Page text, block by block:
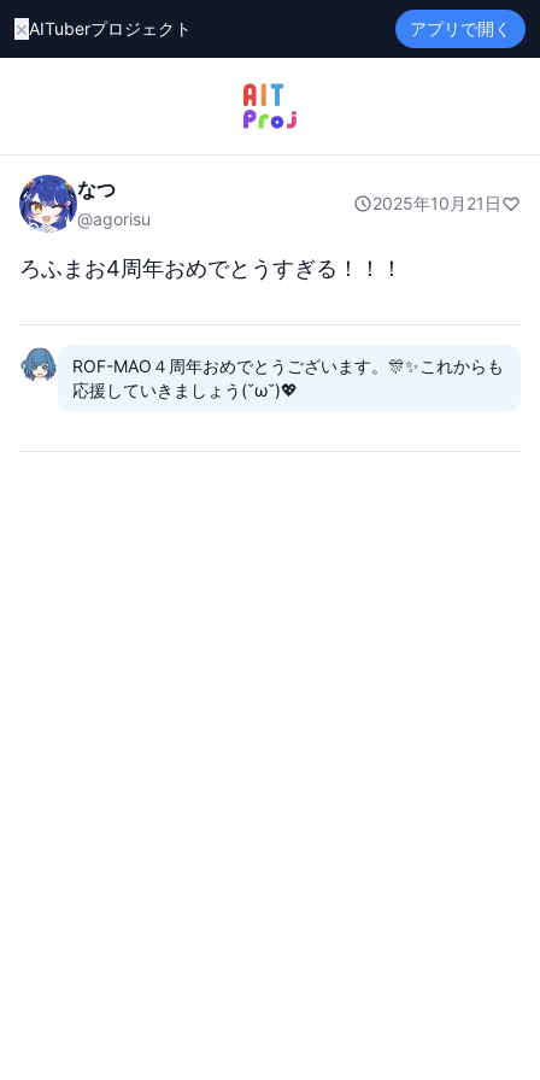
×AITuberプロジェクト アプリで開く
なつ
@agorisu
2025年10月21日
ろふまお4周年おめでとうすぎる！！！
ROF-MAO４周年おめでとうございます。🎊✨これからも
応援していきましょう(˘ω˘)💖